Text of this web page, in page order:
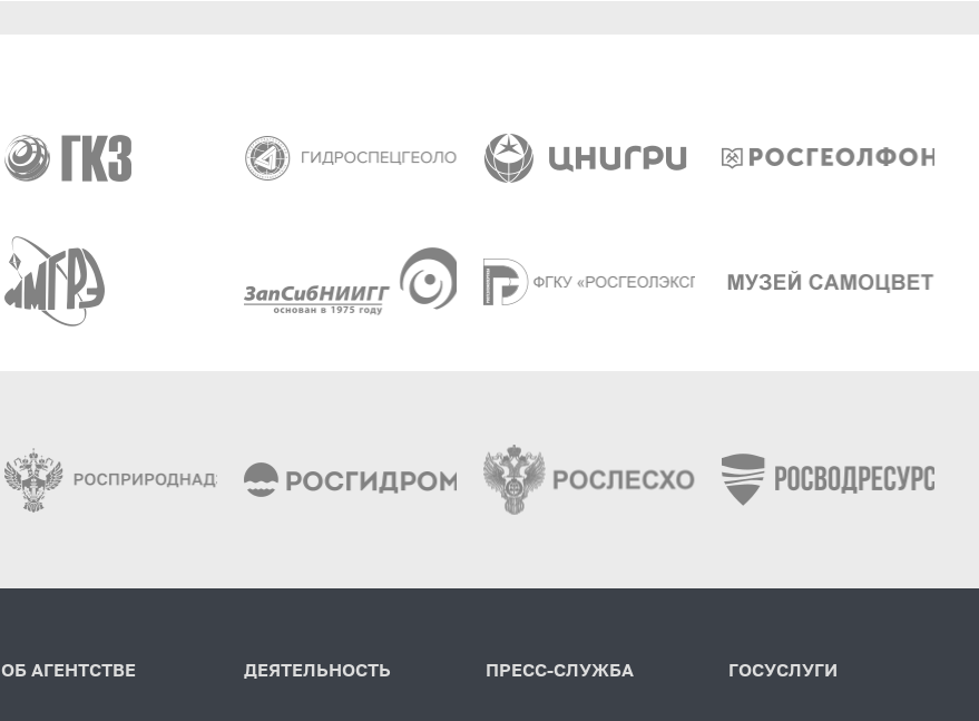
ОБ АГЕНТСТВЕ ДЕЯТЕЛЬНОСТЬ ПРЕСС-СЛУЖБА ГОСУСЛУГИ